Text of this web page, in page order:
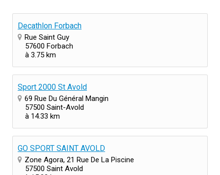
Decathlon Forbach
Rue Saint Guy
57600 Forbach
à 3.75 km
Sport 2000 St Avold
69 Rue Du Général Mangin
57500 Saint-Avold
à 14.33 km
GO SPORT SAINT AVOLD
Zone Agora, 21 Rue De La Piscine
57500 Saint Avold